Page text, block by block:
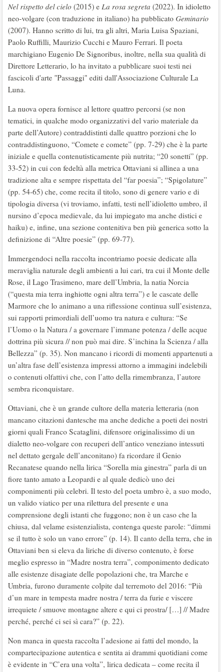
Nel rispetto del cielo (2015) e La rosa segreta (2022). In idioletto
neo-volgare (con traduzione in italiano) ha pubblicato Geminario
(2007). Hanno scritto di lui, tra gli altri, Maria Luisa Spaziani,
Paolo Ruffilli, Maurizio Cucchi e Mauro Ferrari. Il poeta
marchigiano Eugenio De Signoribus, inoltre, nella sua qualità di
Direttore Letterario, lo ha invitato a pubblicare suoi testi nei
fascicoli d'arte "Passaggi" editi dall'Associazione Culturale La
Luna.
La nuova opera fornisce al lettore quattro percorsi (se non
tematici, in qualche modo organizzativi del vario materiale da
parte dell’Autore) contraddistinti dalle quattro porzioni che lo
contraddistinguono, “Comete e comete” (pp. 7-29) che è la parte
iniziale e quella contenutisticamente più nutrita; “20 sonetti” (pp.
33-52) in cui con fedeltà alla metrica Ottaviani si allinea a una
tradizione alta e sempre rispettata del “far poesia”; “Spigolature”
(pp. 54-65) che, come recita il titolo, sono di genere vario e di
tipologia diversa (vi troviamo, infatti, testi nell’idioletto umbro, il
nursino d’epoca medievale, da lui impiegato ma anche distici e
haiku) e, infine, una sezione contenitiva ben più generica sotto la
definizione di “Altre poesie” (pp. 69-77).
Immergendoci nella raccolta incontriamo poesie dedicate alla
meraviglia naturale degli ambienti a lui cari, tra cui il Monte delle
Rose, il Lago Trasimeno, mare dell’Umbria, la natia Norcia
(“questa mia terra inghiotte ogni altra terra”) e le cascate delle
Marmore che lo animano a una riflessione continua sull’esistenza,
sui rapporti primordiali dell’uomo tra natura e cultura: “Se
l’Uomo o la Natura / a governare l’immane potenza / delle acque
dottrina più sicura // non può mai dire. S’inchina la Scienza / alla
Bellezza” (p. 35). Non mancano i ricordi di momenti appartenuti a
un’altra fase dell’esistenza impressi attorno a immagini indelebili
o contenuti olfattivi che, con l’atto della rimembranza, l’autore
sembra riconquistare.
Ottaviani, che è un grande cultore della materia letteraria (non
mancano citazioni dantesche ma anche dediche a poeti dei nostri
giorni quali Franco Scataglini, difensore originalissimo di un
dialetto neo-volgare con recuperi dell’antico veneziano intessuti
nel dettato gergale dell’anconitano) fa ricordare il Genio
Recanatese quando nella lirica “Sorella mia ginestra” parla di un
fiore tanto amato a Leopardi e al quale dedicò uno dei
componimenti più celebri. Il testo del poeta umbro è, a suo modo,
un valido viatico per una rilettura del presente e una
comprensione degli istanti che fuggono; non è un caso che la
chiusa, dal velame esistenzialista, contenga queste parole: “dimmi
se il tutto è solo un vano errore” (p. 14). Il canto della terra, che in
Ottaviani ben si eleva da liriche di diverso contenuto, è forse
meglio espresso in “Madre nostra terra”, componimento dedicato
alle esistenze disagiate delle popolazioni che, tra Marche e
Umbria, furono duramente colpite dal terremoto del 2016: “Più
d’un mare in tempesta madre nostra / terra da furie e viscere
irrequiete / smuove montagne altere e qui ci prostra/ […] // Madre
perché, perché ci sei sì cara?” (p. 22).
Non manca in questa raccolta l’adesione ai fatti del mondo, la
compartecipazione autentica e sentita ai drammi quotidiani come
è evidente in “C’era una volta”, lirica dedicata – come recita il